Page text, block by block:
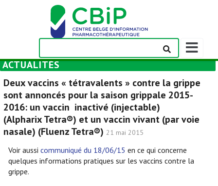
Afficher/
la
navigation
ACTUALITÉS
Deux vaccins « tétravalents » contre la grippe
sont annoncés pour la saison grippale 2015-
2016: un vaccin inactivé (injectable)
(Alpharix Tetra®) et un vaccin vivant (par voie
nasale) (Fluenz Tetra®) 21 mai 2015
Voir aussi communiqué du 18/06/15 en ce qui concerne
quelques informations pratiques sur les vaccins contre la
grippe.